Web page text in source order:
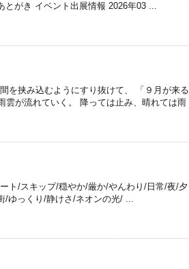
とがき イベント出展情報 2026年03 ...
を挟み込むようにすり抜けて、 「９月が来る
雲が流れていく。 降っては止み、晴れては雨
ト/スキップ/穏やか/厳か/やんわり/日常/夜/夕
/ゆっくり/静けさ/ネオンの光/ ...